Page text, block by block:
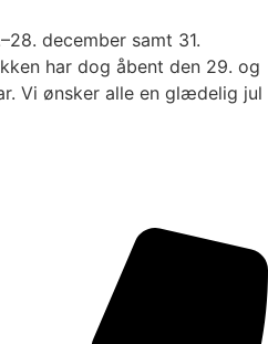
december samt 31.
har dog åbent den 29. og
Vi ønsker alle en glædelig jul